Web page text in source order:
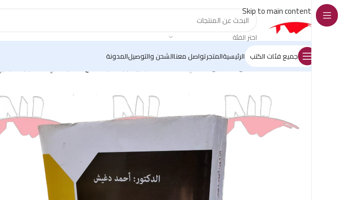
Skip to main content
اختر الفئة
جميع فئات الكتب الرئيسيةالمتجرتواصل معناالشحن والتوصيلالمدونة
الرئيسية/كتب القانون